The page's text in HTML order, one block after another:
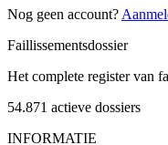
Nog geen account?
Faillissementsdossier
Het complete register van
54.871 actieve dossiers
INFORMATIE